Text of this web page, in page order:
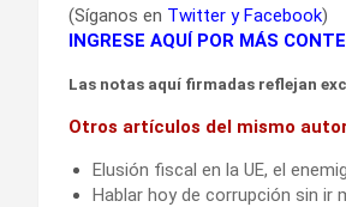
(Síganos en Twitter yFacebook)
INGRESE AQUÍ POR MÁS
Las notas aquí firmadas reflejan
Otros artículos del mismo
Elusión fiscal en la UE, el
Hablar hoy de corrupción sin ir